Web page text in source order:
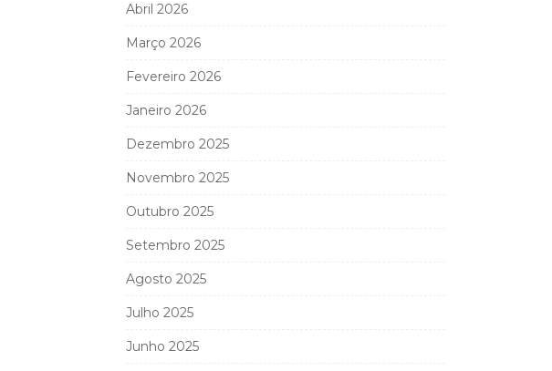
Abril 2026
Março 2026
Fevereiro 2026
Janeiro 2026
Dezembro 2025
Novembro 2025
Outubro 2025
Setembro 2025
Agosto 2025
Julho 2025
Junho 2025